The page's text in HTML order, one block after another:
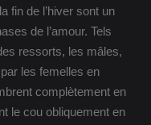
fin de l’hiver sont un
de l’amour. Tels
ressorts, les mâles,
les femelles en
complètement en
le cou obliquement en